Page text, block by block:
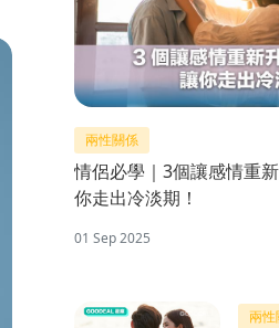
兩性關係
情侶必學｜3個讓感情重
你走出冷淡期！
01 Sep 2025
兩性